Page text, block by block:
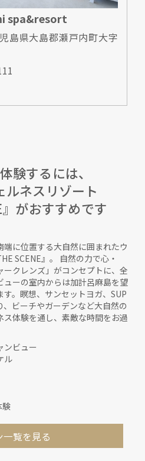
spa&resort
島県大島郡瀬戸内町大字
験するには、
ルネスリゾート
』がおすすめです
に位置する大自然に囲まれたウ
SCENE』。 自然の力で心・
クレンズ」がコンセプトに、全
ーの室内からは加計呂麻島を望
。瞑想、サンセットヨガ、SUP
ビーチやガーデンなど大自然の
体験を通し、素敵な時間をお過
ンビュー
ル
験
一覧を見る